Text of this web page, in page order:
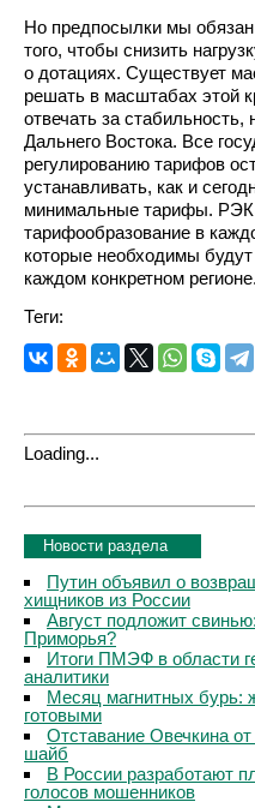
Но предпосылки мы
того, чтобы снизить
о дотациях. Существует
решать в масштабах этой
отвечать за стабильность,
Дальнего Востока. Все
регулированию тарифов
устанавливать, как и
минимальные тарифы. РЭК
тарифообразование в
которые необходимы
каждом конкретном
Теги:
Loading...
Новости раздела
Путин объявил о
хищников из России
Август подложит
Приморья?
Итоги ПМЭФ в области
аналитики
Месяц магнитных бурь:
готовыми
Отставание Овечкина
шайб
В России разработают
голосов мошенников